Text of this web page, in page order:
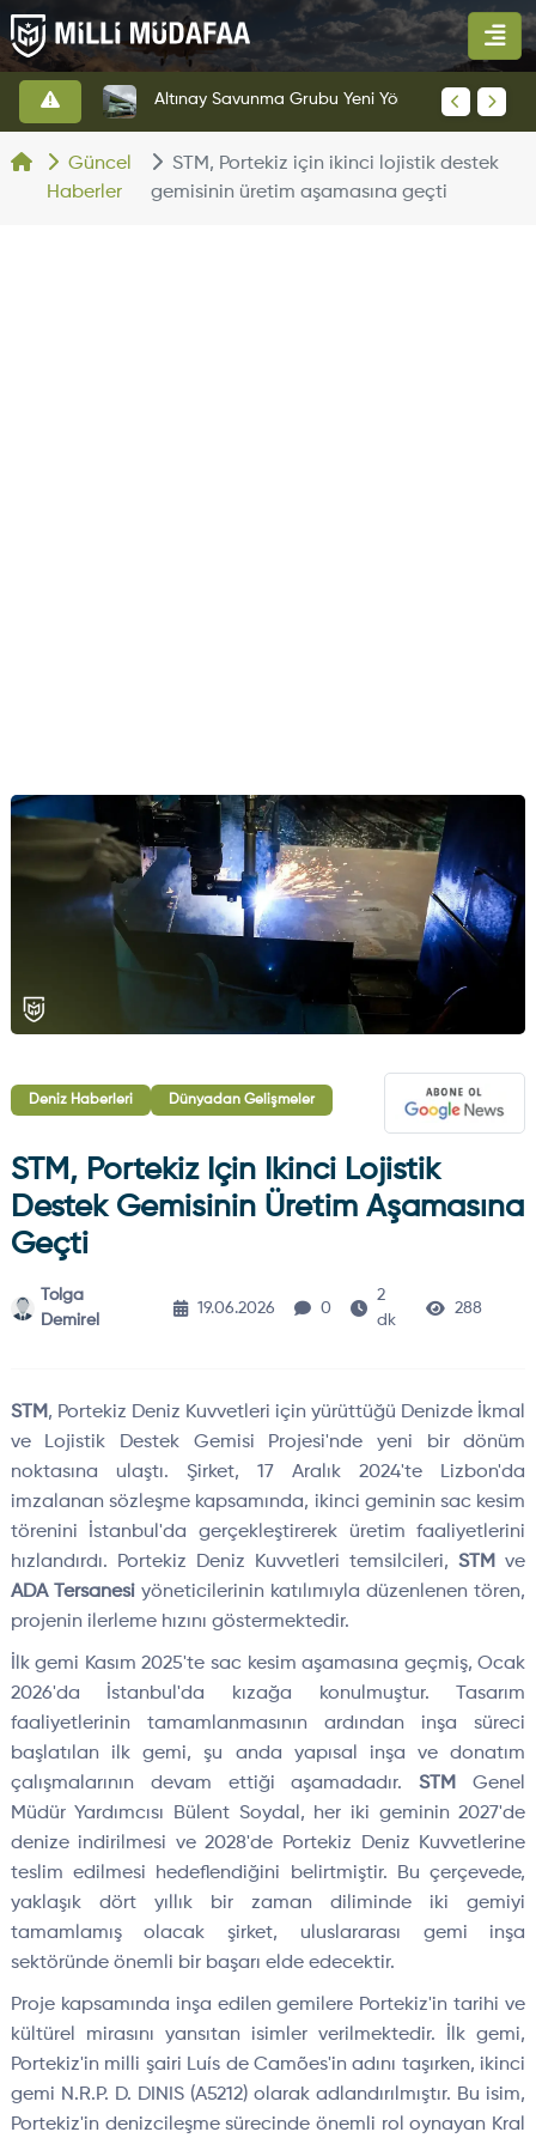
Güncel
Haberler
STM, Portekiz için ikinci lojistik destek
gemisinin üretim aşamasına geçti
Deniz Haberleri Dünyadan Gelişmeler
STM, Portekiz Için Ikinci Lojistik
Destek Gemisinin Üretim Aşamasına
Geçti
Tolga
Demirel
19.06.2026 0
2
dk
288
STM, Portekiz Deniz Kuvvetleri için yürüttüğü Denizde İkmal
ve Lojistik Destek Gemisi Projesi'nde yeni bir dönüm
noktasına ulaştı. Şirket, 17 Aralık 2024'te Lizbon'da
imzalanan sözleşme kapsamında, ikinci geminin sac kesim
törenini İstanbul'da gerçekleştirerek üretim faaliyetlerini
hızlandırdı. Portekiz Deniz Kuvvetleri temsilcileri,STM
ve
ADA Tersanesi yöneticilerinin katılımıyla düzenlenen tören,
projenin ilerleme hızını göstermektedir.
İlk gemi Kasım 2025'te sac kesim aşamasına geçmiş, Ocak
2026'da İstanbul'da kızağa konulmuştur. Tasarım
faaliyetlerinin tamamlanmasının ardından inşa süreci
başlatılan ilk gemi, şu anda yapısal inşa ve donatım
çalışmalarının devam ettiği aşamadadır.STM
Genel
Müdür Yardımcısı Bülent Soydal, her iki geminin 2027'de
denize indirilmesi ve 2028'de Portekiz Deniz Kuvvetlerine
teslim edilmesi hedeflendiğini belirtmiştir. Bu çerçevede,
yaklaşık dört yıllık bir zaman diliminde iki gemiyi
tamamlamış olacak şirket, uluslararası gemi inşa
sektöründe önemli bir başarı elde edecektir.
Proje kapsamında inşa edilen gemilere Portekiz'in tarihi ve
kültürel mirasını yansıtan isimler verilmektedir. İlk gemi,
Portekiz'in milli şairi Luís de Camões'in adını taşırken, ikinci
gemi N.R.P. D. DINIS (A5212) olarak adlandırılmıştır. Bu isim,
Portekiz'in denizcileşme sürecinde önemli rol oynayan Kral